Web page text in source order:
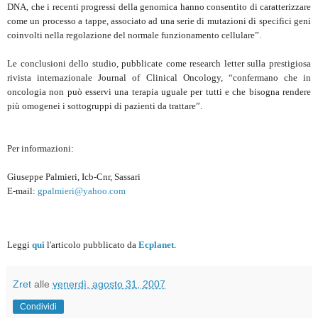
DNA, che i recenti progressi della genomica hanno consentito di caratterizzare
come un processo a tappe, associato ad una serie di mutazioni di specifici geni
coinvolti nella regolazione del normale funzionamento cellulare”.
Le conclusioni dello studio, pubblicate come research letter sulla prestigiosa
rivista internazionale Journal of Clinical Oncology, “confermano che in
oncologia non può esservi una terapia uguale per tutti e che bisogna rendere
più omogenei i sottogruppi di pazienti da trattare”.
Per informazioni:
Giuseppe Palmieri, Icb-Cnr, Sassari
E-mail: gpalmieri@yahoo.com
Leggi qui l'articolo pubblicato da Ecplanet
Zret alle venerdì, agosto 31, 2007
Condividi